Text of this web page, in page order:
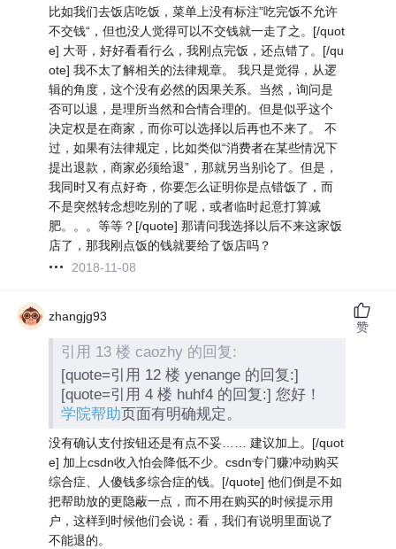
比如我们去饭店吃饭，菜单上没有标注”吃完饭不允许
不交钱“，但也没人觉得可以不交钱就一走了之。[/quot
e] 大哥，好好看看行么，我刚点完饭，还点错了。[/qu
ote] 我不太了解相关的法律规章。 我只是觉得，从逻
辑的角度，这个没有必然的因果关系。当然，询问是
否可以退，是理所当然和合情合理的。但是似乎这个
决定权是在商家，而你可以选择以后再也不来了。 不
过，如果有法律规定，比如类似“消费者在某些情况下
提出退款，商家必须给退”，那就另当别论了。但是，
我同时又有点好奇，你要怎么证明你是点错饭了，而
不是突然转念想吃别的了呢，或者临时起意打算减
肥。。。等等？[/quote] 那请问我选择以后不来这家饭
店了，那我刚点饭的钱就要给了饭店吗？
2018-11-08
zhangjg93
引用 13 楼 caozhy 的回复:
[quote=引用 12 楼 yenange 的回复:]
[quote=引用 4 楼 huhf4 的回复:] 您好！
学院帮助 页面有明确规定。
没有确认支付按钮还是有点不妥……
建议加上。[/quot
e] 加上csdn收入怕会降低不少。csdn专门赚冲动购买
综合症、人傻钱多综合症的钱。 [/quote] 他们倒是不如
把帮助放的更隐蔽一点，而不用在购买的时候提示用
户，这样到时候他们会说：看，我们有说明里面说了
不能退的。
赞